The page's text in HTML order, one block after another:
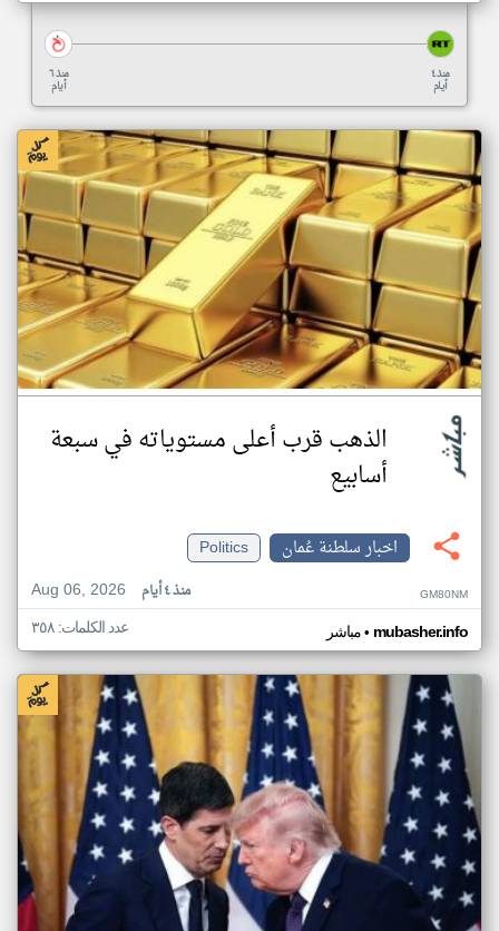
منذ ٦
أيام
منذ ٤
أيام
الذهب قرب أعلى مستوياته في سبعة
أسابيع
اخبار سلطنة عُمان
Politics
Aug 06, 2026
منذ ٤ أيام GM80NM
مباشر• mubasher.info عدد الكلمات: ٣٥٨